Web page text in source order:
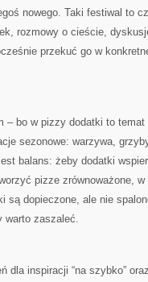
nowego. Taki festiwal to
rozmowy o cieście,
przekuć go w
– bo w pizzy dodatki to
sezonowe: warzywa,
balans: żeby dodatki
pizze zrównoważone,
są dopieczone, ale nie
warto zaszaleć.
dla inspiracji “na szybko”